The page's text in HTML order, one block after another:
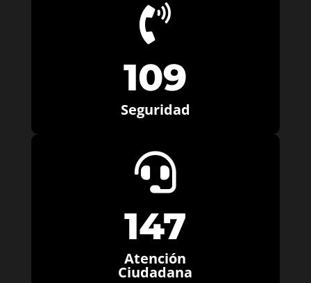

109
Seguridad

147
Atención
Ciudadana